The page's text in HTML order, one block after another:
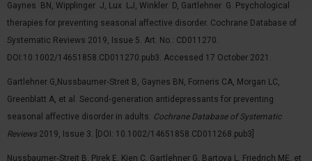
Gaynes BN, Wipplinger J, Lux LJ, Winkler D, Gartlehner G. Psychological
therapies for preventing seasonal affective disorder. Cochrane Database of
Systematic Reviews 2019, Issue 5. Art. No.: CD011270.
DOI:10.1002/14651858.CD011270.pub3. Accessed 17 October 2021.
Gartlehner G,Nussbaumer‐Streit B, Gaynes BN, Forneris CA, Morgan LC,
Greenblatt A, et al. Second‐generation antidepressants for preventing
seasonal affective disorder in adults. Cochrane Database of Systematic
Reviews 2019, Issue 3. [DOI: 10.1002/14651858.CD011268.pub3]
Nussbaumer‐Streit B, Pjrek E, Kien C, Gartlehner G, Bartova L, Friedrich ME, et